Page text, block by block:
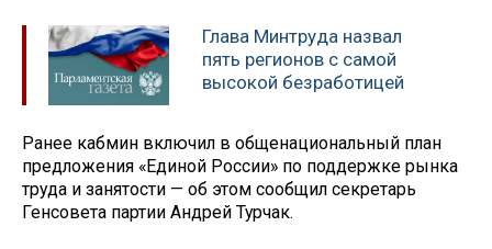
Глава Минтруда назвал
пять регионов с самой
высокой безработицей
Ранее кабмин включил в общенациональный план
предложения «Единой России» по поддержке рынка
труда и занятости — об этом сообщил секретарь
Генсовета партии Андрей Турчак.